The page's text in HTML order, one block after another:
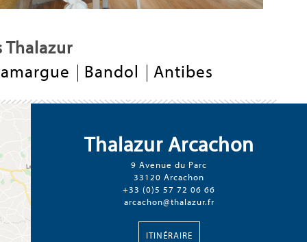
Thalazur
Bandol Antibes
Thalazur Arcachon
9 Avenue du Parc
33120 Arcachon
+33 (0)5 57 72 06 66
arcachon@thalazur.fr
ITINÉRAIRE